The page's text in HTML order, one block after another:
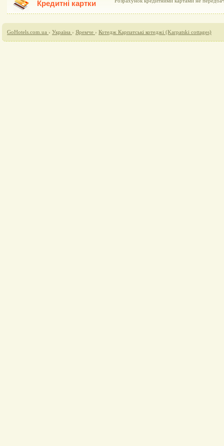
Кредитні картки
GoHotels.com.ua › Україна › Яремче › Котедж Карпатські котеджі (Karpatski cottages)